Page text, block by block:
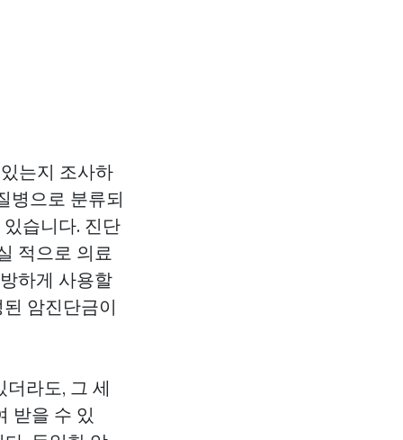
는지 조사하
병으로 분류되
습니다. 진단
적으로 의료
하게 사용할
암진단금이
라도, 그 세
받을 수 있